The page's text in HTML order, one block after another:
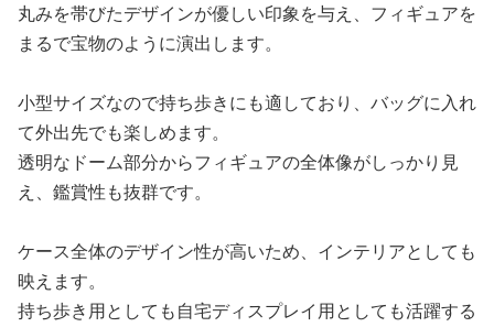
丸みを帯びたデザインが優しい印象を与え、フィギュアを
まるで宝物のように演出します。
小型サイズなので持ち歩きにも適しており、バッグに入れ
て外出先でも楽しめます。
透明なドーム部分からフィギュアの全体像がしっかり見
え、鑑賞性も抜群です。
ケース全体のデザイン性が高いため、インテリアとしても
映えます。
持ち歩き用としても自宅ディスプレイ用としても活躍する